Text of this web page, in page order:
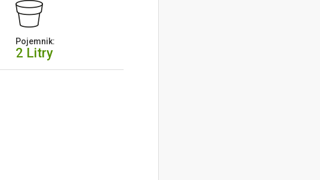
Pojemnik:
2 Litry